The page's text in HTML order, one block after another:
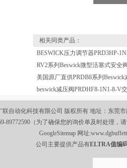
相关同类产品：
RV2系列Beswick微型活塞式安全
beswick减压阀PRDHF8-1N1-8-V
联自动化科技有限公司 版权所有 地址：东莞
89772590（为了确保您的询价单及时处理，
GoogleSitemap 网址:
公司主要提供产品有ELTRA值编